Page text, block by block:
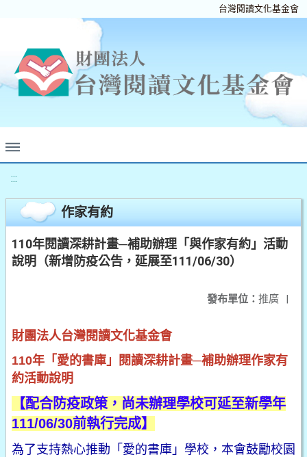
台灣閱讀文化基金會
:::
作家有約
110年閱讀深耕計畫─補助辦理「與作家有約」活動
說明（新增防疫公告，延展至111/06/30）
發布單位： 推廣 |
財團法人台灣閱讀文化基金會
110年「愛的書庫」閱讀深耕計畫─補助辦理作家有
約活動說明
【配合防疫政策，尚未辦理學校可延至新學年
111/06/30前執行完成】
為了支持熱心推動「愛的書庫」學校，本會鼓勵校園